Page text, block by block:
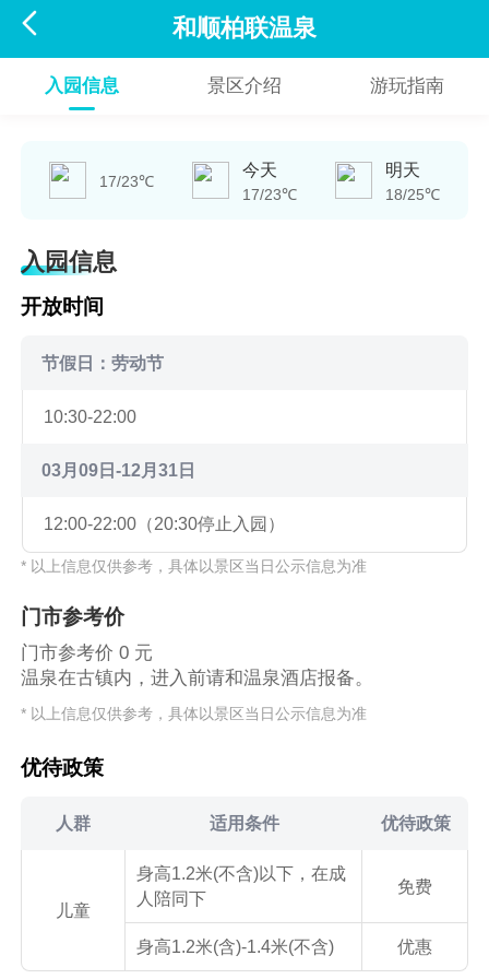
 和顺柏联温泉
入园信息 景区介绍 游玩指南
17/23℃
今天
17/23℃
明天
18/25℃
入园信息
开放时间
节假日：劳动节
10:30-22:00
03月09日-12月31日
12:00-22:00（20:30停止入园）
* 以上信息仅供参考，具体以景区当日公示信息为准
门市参考价
门市参考价 0 元
温泉在古镇内，进入前请和温泉酒店报备。
* 以上信息仅供参考，具体以景区当日公示信息为准
优待政策
人群 适用条件 优待政策
儿童
身高1.2米(不含)以下，在成
人陪同下
免费
身高1.2米(含)-1.4米(不含) 优惠